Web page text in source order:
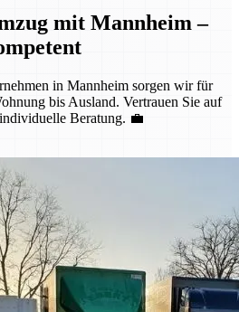
mit Mannheim –
in Mannheim sorgen wir für
bis Ausland. Vertrauen Sie auf
Beratung. 💼